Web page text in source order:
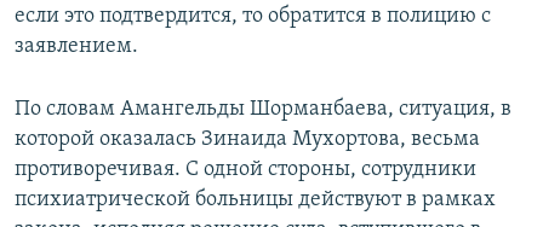
если это подтвердится, то обратится в полицию с
заявлением.
По словам Амангельды Шорманбаева, ситуация, в
которой оказалась Зинаида Мухортова, весьма
противоречивая. С одной стороны, сотрудники
психиатрической больницы действуют в рамках